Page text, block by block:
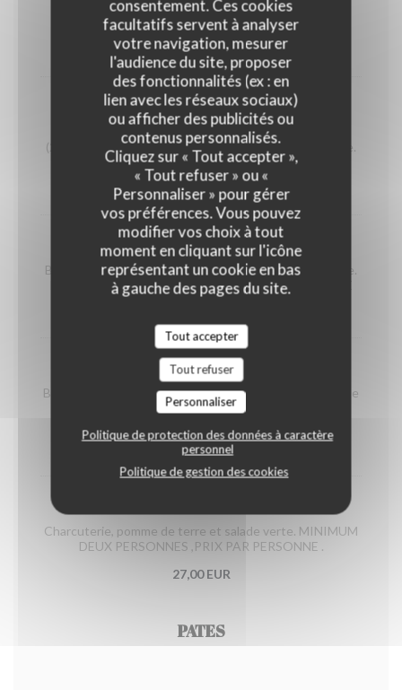
consentement. Ces cookies
facultatifs servent à analyser
votre navigation, mesurer
l'audience du site, proposer
des fonctionnalités (ex : en
lien avec les réseaux sociaux)
ou afficher des publicités ou
contenus personnalisés.
Cliquez sur « Tout accepter »,
« Tout refuser » ou «
Personnaliser » pour gérer
vos préférences. Vous pouvez
modifier vos choix à tout
moment en cliquant sur l'icône
représentant un cookie en bas
à gauche des pages du site.
Tout accepter
Tout refuser
Personnaliser
Politique de protection des données à caractère
personnel
Politique de gestion des cookies
Crozet,diot,reblochon,crème,oignons,salade verte
23,00 EUR
BOITE CHAUDE DES ALPES
Fromage de lait de vache pasteurisé gratiné au four
(220g), servie avec pomme de terre, charcuterie, salade.
25€
25,00 EUR
FONDUE SAVOYARDE
Beaufort, comté, emmental, servi avec une salade verte.
PRIX PAR PERSONNE ,A PARTIR DE UNE PERSONNE
FONDUE SAVOYARDE AUX CEPES
Beaufort, comté, emmental, cèpes, servi avec une salade
verte. PRIX PAR PERSONNE A PARTIR DE UNE
27,00 EUR
Charcuterie, pomme de terre et salade verte. MINIMUM
DEUX PERSONNES ,PRIX PAR PERSONNE .
27,00 EUR
PATES